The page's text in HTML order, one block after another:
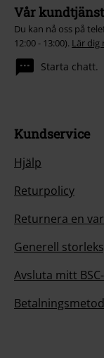
Vår
Du kan nå oss på
12:00 - 13:00). Lär dig
Starta chatt.
Kundservice
Hjälp
Returpolicy
Returnera en
Generell
Avsluta mitt
Betalningsmetod